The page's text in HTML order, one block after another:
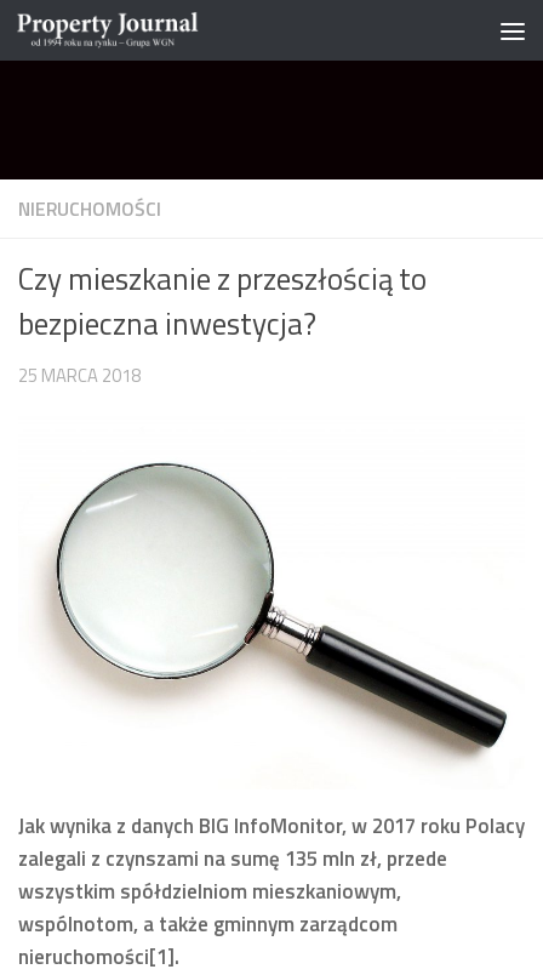
Skip to content
NIERUCHOMOŚCI
Czy mieszkanie z przeszłością to
bezpieczna inwestycja?
25 MARCA 2018
Jak wynika z danych BIG InfoMonitor, w 2017 roku Polacy
zalegali z czynszami na sumę 135 mln zł, przede
wszystkim spółdzielniom mieszkaniowym,
wspólnotom, a także gminnym zarządcom
nieruchomości[1].